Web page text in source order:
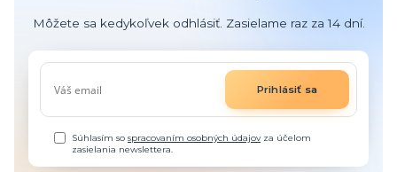
Môžete sa kedykoľvek odhlásiť. Zasielame raz za 14 dní.
Prihlásiť sa
Súhlasím sospracovaním osobných údajovza účelom
zasielania newslettera.